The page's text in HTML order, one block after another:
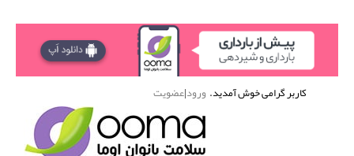
کاربر گرامی خوش آمدید.ورود|عضویت